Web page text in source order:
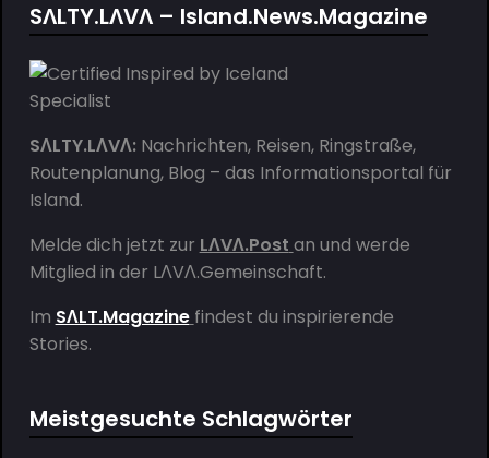
SΛLTY.LΛVΛ – Island.News.Magazine
SΛLTY.LΛVΛ:Nachrichten, Reisen, Ringstraße,
Routenplanung, Blog – das Informationsportal für
Island.
Melde dich jetzt zur LΛVΛ.Post an und werde
Mitglied in der LΛVΛ.Gemeinschaft.
Im SΛLT.Magazine findest du inspirierende
Stories.
Meistgesuchte Schlagwörter